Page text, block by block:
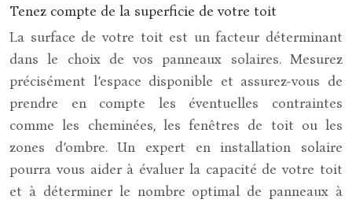
Tenez compte de la superficie de votre toit
La surface de votre toit est un facteur déterminant
dans le choix de vos panneaux solaires. Mesurez
précisément l’espace disponible et assurez-vous de
prendre en compte les éventuelles contraintes
comme les cheminées, les fenêtres de toit ou les
zones d’ombre. Un expert en installation solaire
pourra vous aider à évaluer la capacité de votre toit
et à déterminer le nombre optimal de panneaux à